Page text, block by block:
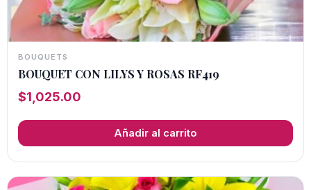
BOUQUETS
BOUQUET CON LILYS Y ROSAS RF419
$1,025.00
Añadir al carrito